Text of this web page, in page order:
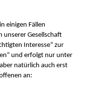
einigen Fällen
unserer Gesellschaft
Interesse“ zur
und erfolgt nur unter
natürlich auch erst
an: